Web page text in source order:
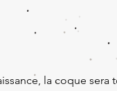
la coque sera